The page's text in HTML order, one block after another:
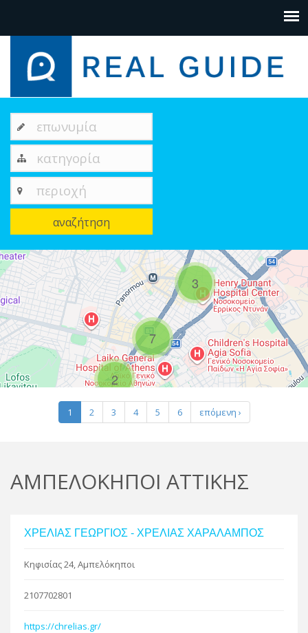
επωνυμία
κατηγορία
περιοχή
αναζήτηση
2
3
7
+
−
R
Leaflet| Map data © Google
1 2 3 4 5 6 επόμενη ›
ΑΜΠΕΛΟΚΗΠΟΙ ΑΤΤΙΚΗΣ
ΧΡΕΛΙΑΣ ΓΕΩΡΓΙΟΣ - ΧΡΕΛΙΑΣ ΧΑΡΑΛΑΜΠΟΣ
Κηφισίας 24, Αμπελόκηποι
2107702801
https://chrelias.gr/